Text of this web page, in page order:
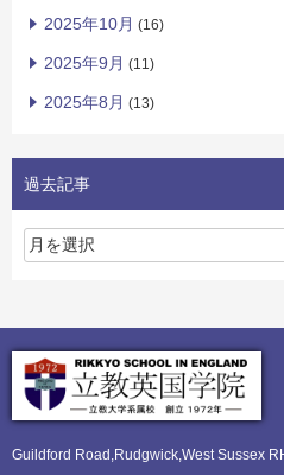
2025年10月 (16)
2025年9月 (11)
2025年8月 (13)
過去記事
Guildford Road,Rudgwick,West Sussex